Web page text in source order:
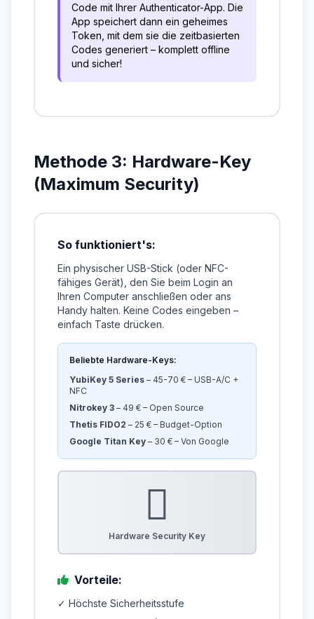
Code mit Ihrer Authenticator-App. Die
App speichert dann ein geheimes
Token, mit dem sie die zeitbasierten
Codes generiert – komplett offline
und sicher!
Methode 3: Hardware-Key
(Maximum Security)
So funktioniert's:
Ein physischer USB-Stick (oder NFC-
fähiges Gerät), den Sie beim Login an
Ihren Computer anschließen oder ans
Handy halten. Keine Codes eingeben –
einfach Taste drücken.
Beliebte Hardware-Keys:
YubiKey 5 Series – 45-70 € – USB-A/C +
NFC
Nitrokey 3 – 49 € – Open Source
Thetis FIDO2 – 25 € – Budget-Option
Google Titan Key – 30 € – Von Google
Hardware Security Key
Vorteile:
✓ Höchste Sicherheitsstufe